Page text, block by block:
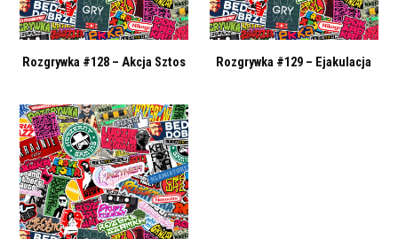
Rozgrywka #128 – Akcja Sztos Rozgrywka #129 – Ejakulacja